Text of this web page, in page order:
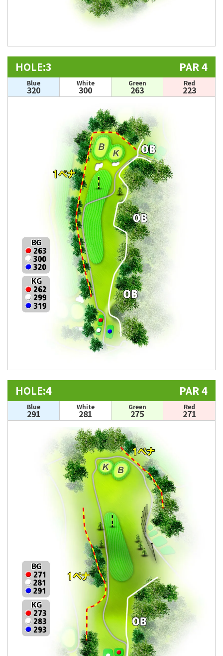
HOLE:3 PAR 4
Blue
320
White
300
Green
263
Red
223
HOLE:4 PAR 4
Blue
291
White
281
Green
275
Red
271